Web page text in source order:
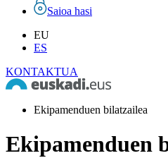
Saioa hasi
EU
ES
KONTAKTUA
Ekipamenduen bilatzailea
Ekipamenduen